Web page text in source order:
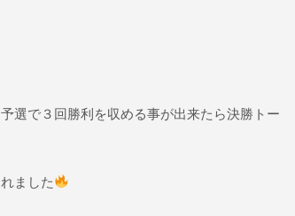
選で３回勝利を収める事が出来たら決勝トー
ました